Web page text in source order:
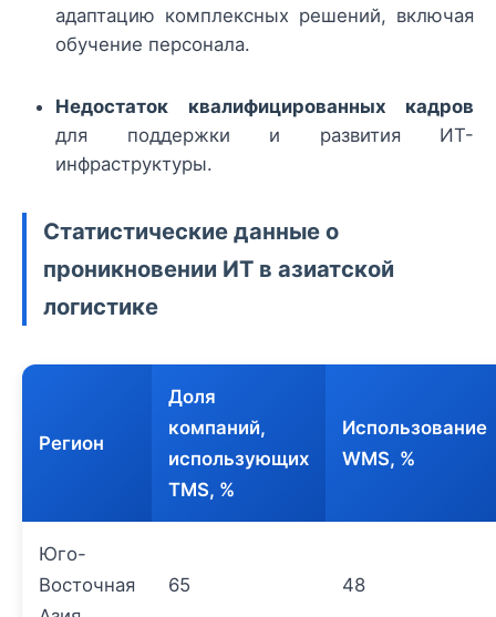
адаптацию комплексных решений, включая
обучение персонала.
Недостаток квалифицированных кадров
для поддержки и развития ИТ-
инфраструктуры.
Статистические данные о
проникновении ИТ в азиатской
логистике
Регион
Доля
компаний,
использующих
TMS, %
Использование
WMS, %
Юго-
Восточная
65 48